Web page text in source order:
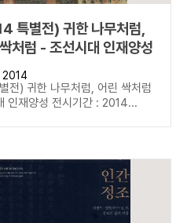
특별전) 귀한 나무처럼,
처럼 - 조선시대 인재양성
2014
전) 귀한 나무처럼, 어린 싹처럼
인재양성 전시기간 : 2014...